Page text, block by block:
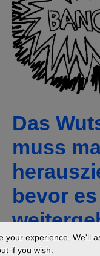
Das
muss
bevor es
your experience. We'll
if you wish.